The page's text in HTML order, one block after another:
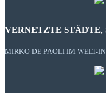
VERNETZTE STÄDTE,
MIRKO DE PAOLI IM WELT-